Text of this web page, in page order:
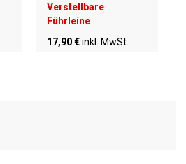
Verstellbare
Führleine
17,90 €inkl. MwSt.